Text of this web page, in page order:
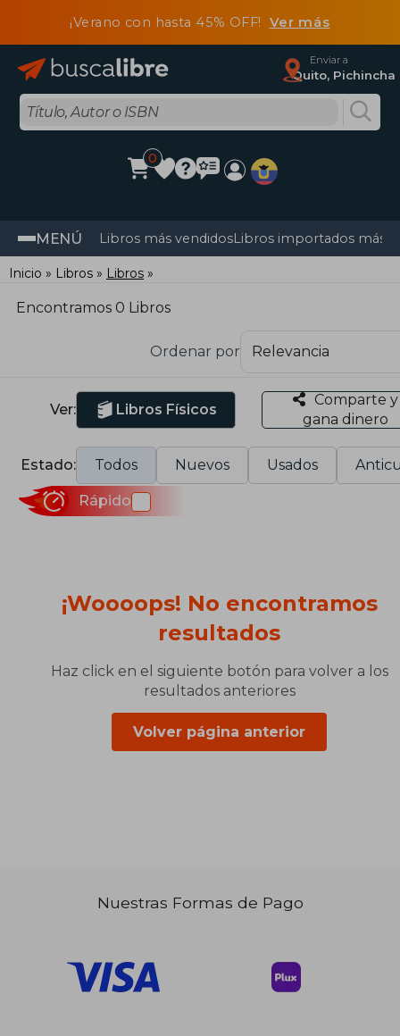
¡Verano con hasta 45% OFF! Ver más
Enviar a
Quito, Pichincha
0
MENÚ Libros más vendidosLibros importados más
Inicio Libros Libros
Encontramos 0 Libros
Ordenar por
Ver: Libros Físicos
Comparte y
gana dinero
Estado: Todos Nuevos Usados
Rápido
¡Woooops! No encontramos
resultados
Haz click en el siguiente botón para volver a los
resultados anteriores
Volver página anterior
Nuestras Formas de Pago